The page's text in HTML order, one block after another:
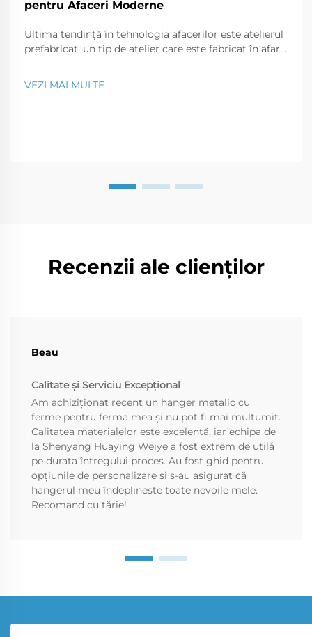
pentru Afaceri Moderne
Ultima tendință în tehnologia afacerilor este atelierul
prefabricat, un tip de atelier care este fabricat în afara
construcție este o soluție perfectă pentru o...
VEZI MAI MULTE
Recenzii ale clienților
Beau
Calitate și Serviciu Excepțional
Am achiziționat recent un hanger metalic cu
ferme pentru ferma mea și nu pot fi mai mulțumit.
Calitatea materialelor este excelentă, iar echipa de
la Shenyang Huaying Weiye a fost extrem de utilă
pe durata întregului proces. Au fost ghid pentru
opțiunile de personalizare și s-au asigurat că
hangerul meu îndeplinește toate nevoile mele.
Recomand cu tărie!